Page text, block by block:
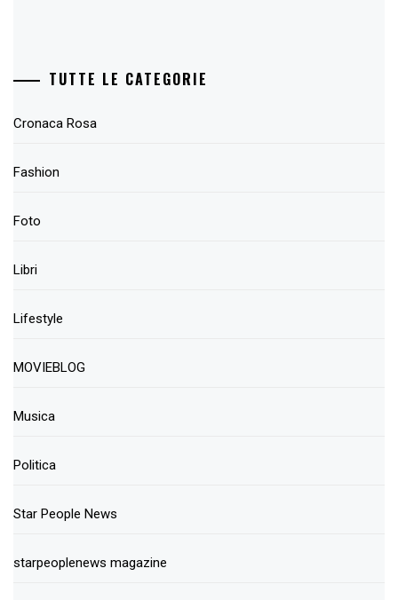
TUTTE LE CATEGORIE
Cronaca Rosa
Fashion
Foto
Libri
Lifestyle
MOVIEBLOG
Musica
Politica
Star People News
starpeoplenews magazine